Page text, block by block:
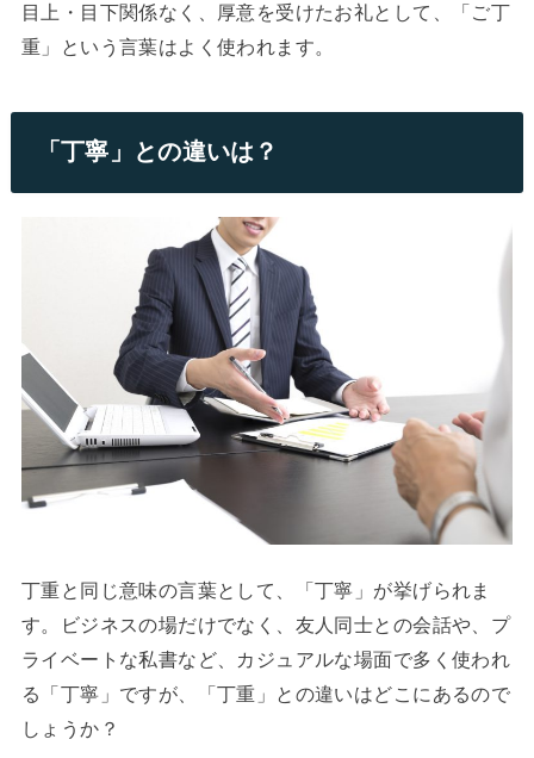
目上・目下関係なく、厚意を受けたお礼として、「ご丁
重」という言葉はよく使われます。
「丁寧」との違いは？
丁重と同じ意味の言葉として、「丁寧」が挙げられま
す。ビジネスの場だけでなく、友人同士との会話や、プ
ライベートな私書など、カジュアルな場面で多く使われ
る「丁寧」ですが、「丁重」との違いはどこにあるので
しょうか？